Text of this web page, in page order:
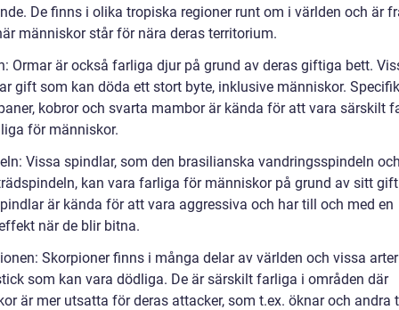
De finns i olika tropiska regioner runt om i världen och är
människor står för nära deras territorium.
Ormar är också farliga djur på grund av deras giftiga bett.
gift som kan döda ett stort byte, inklusive människor.
kobror och svarta mambor är kända för att vara särskilt
för människor.
Vissa spindlar, som den brasilianska vandringsspindeln
kan vara farliga för människor på grund av sitt
är kända för att vara aggressiva och har till och med en
när de blir bitna.
Skorpioner finns i många delar av världen och vissa
som kan vara dödliga. De är särskilt farliga i områden där
är mer utsatta för deras attacker, som t.ex. öknar och andra